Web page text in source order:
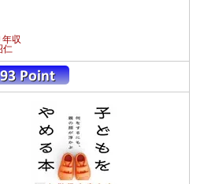
収
仁